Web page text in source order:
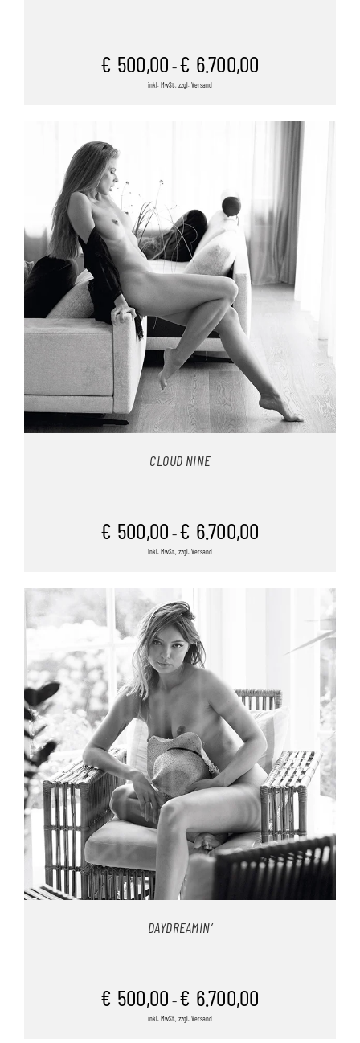
€ 500,00 – € 6.700,00
inkl. MwSt., zzgl. Versand
CLOUD NINE
€ 500,00 – € 6.700,00
inkl. MwSt., zzgl. Versand
DAYDREAMIN’
€ 500,00 – € 6.700,00
inkl. MwSt., zzgl. Versand